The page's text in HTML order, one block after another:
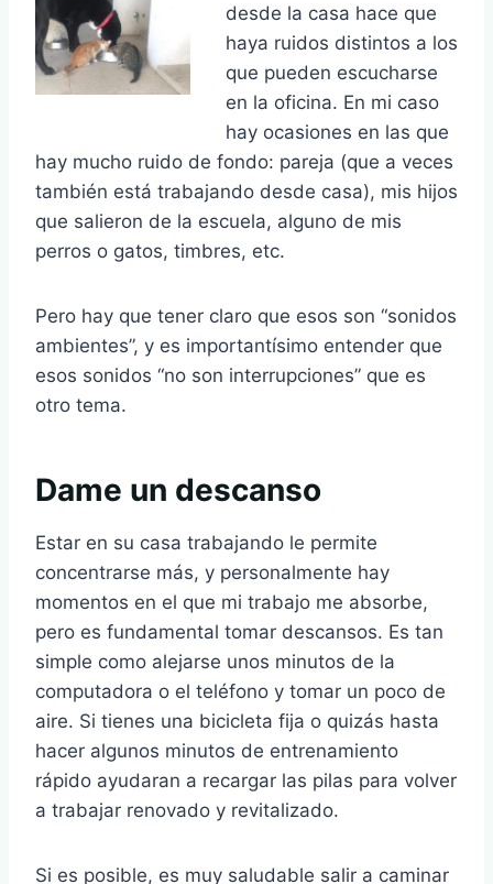
desde la casa hace que
haya ruidos distintos a los
que pueden escucharse
en la oficina. En mi caso
hay ocasiones en las que
hay mucho ruido de fondo: pareja (que a veces
también está trabajando desde casa), mis hijos
que salieron de la escuela, alguno de mis
perros o gatos, timbres, etc.
Pero hay que tener claro que esos son “sonidos
ambientes”, y es importantísimo entender que
esos sonidos “no son interrupciones” que es
otro tema.
Dame un descanso
Estar en su casa trabajando le permite
concentrarse más, y personalmente hay
momentos en el que mi trabajo me absorbe,
pero es fundamental tomar descansos. Es tan
simple como alejarse unos minutos de la
computadora o el teléfono y tomar un poco de
aire. Si tienes una bicicleta fija o quizás hasta
hacer algunos minutos de entrenamiento
rápido ayudaran a recargar las pilas para volver
a trabajar renovado y revitalizado.
Si es posible, es muy saludable salir a caminar